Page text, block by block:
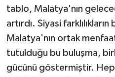
tablo, Malatya'nın
artırdı. Siyasi farklılıkların
Malatya'nın ortak
tutulduğu bu buluşma,
gücünü göstermiştir. Hep